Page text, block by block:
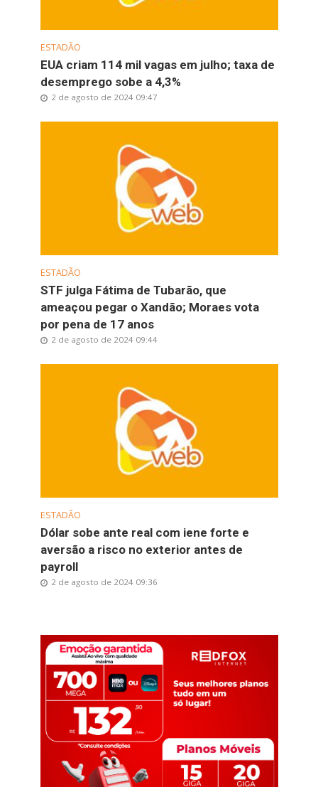
ESTADÃO
EUA criam 114 mil vagas em julho; taxa de
desemprego sobe a 4,3%
2 de agosto de 2024 09:47
ESTADÃO
STF julga Fátima de Tubarão, que
ameaçou pegar o Xandão; Moraes vota
por pena de 17 anos
2 de agosto de 2024 09:44
ESTADÃO
Dólar sobe ante real com iene forte e
aversão a risco no exterior antes de
payroll
2 de agosto de 2024 09:36